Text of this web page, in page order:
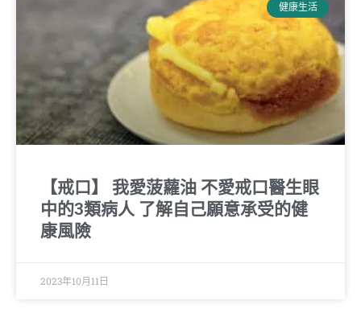
健康生活
【戒口】 我愛菠蘿油 不愛戒口醫生眼
中的3類病人 了解自己願意承受的健
康風險
2023年10月11日